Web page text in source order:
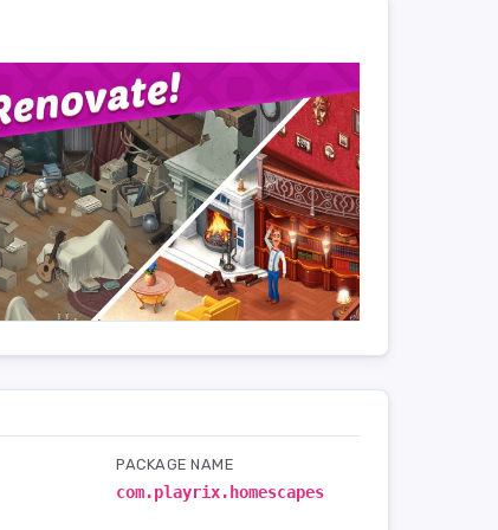
PACKAGE NAME
com.playrix.homescapes